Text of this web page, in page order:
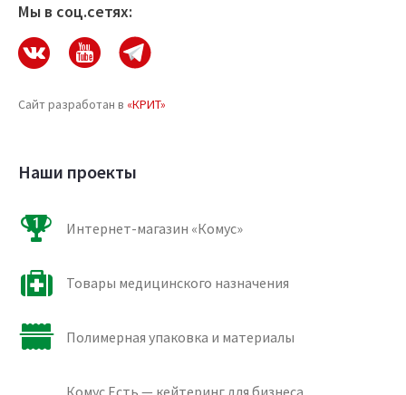
Мы в соц.сетях:
Сайт разработан в «КРИТ»
Наши проекты
Интернет-магазин «Комус»
Товары медицинского назначения
Полимерная упаковка и материалы